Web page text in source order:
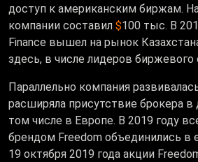
доступ к американским биржам.
компании составил $100 тыс. В
Finance вышел на рынок
здесь, в числе лидеров биржевого
Параллельно компания
расширяла присутствие брокера в
том числе в Европе. В 2019 году
брендом Freedom объединились в
19 октября 2019 года акции